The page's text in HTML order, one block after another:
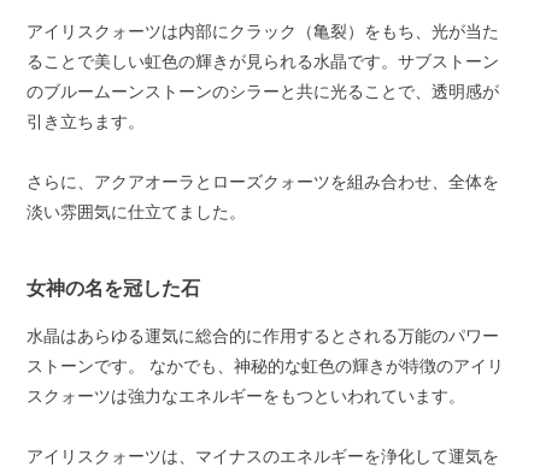
アイリスクォーツは内部にクラック（亀裂）をもち、光が当た
ることで美しい虹色の輝きが見られる水晶です。サブストーン
のブルームーンストーンのシラーと共に光ることで、透明感が
引き立ちます。
さらに、アクアオーラとローズクォーツを組み合わせ、全体を
淡い雰囲気に仕立てました。
女神の名を冠した石
水晶はあらゆる運気に総合的に作用するとされる万能のパワー
ストーンです。 なかでも、神秘的な虹色の輝きが特徴のアイリ
スクォーツは強力なエネルギーをもつといわれています。
アイリスクォーツは、マイナスのエネルギーを浄化して運気を